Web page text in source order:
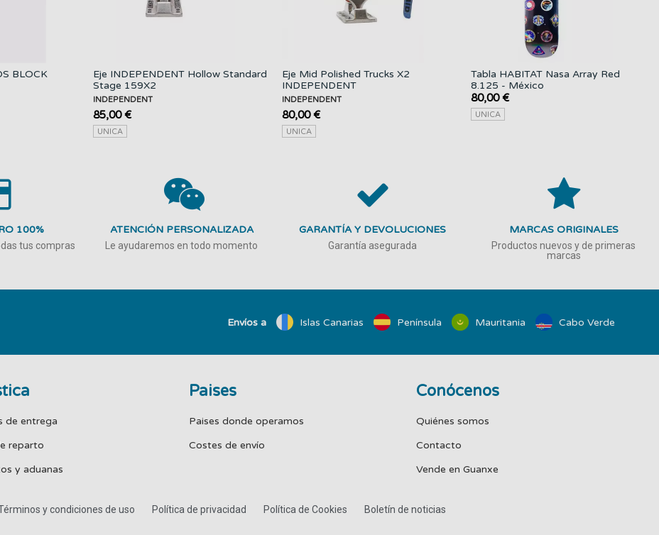
BLOCK
Eje INDEPENDENT Hollow Standard
Stage 159X2
INDEPENDENT
85,00 €
UNICA
Eje Mid Polished Trucks X2
INDEPENDENT
INDEPENDENT
80,00 €
UNICA
Tabla HABITAT Nasa Array Red
8.125 - México
80,00 €
UNICA
100%
tus compras
ATENCIÓN PERSONALIZADA
Le ayudaremos en todo momento
GARANTÍA Y DEVOLUCIONES
Garantía asegurada
MARCAS ORIGINALES
Productos nuevos y de primeras
marcas
Envíos a Islas Canarias Península Mauritania Cabo Verde
de entrega
reparto
y aduanas
Paises
Paises donde operamos
Costes de envío
Conócenos
Quiénes somos
Contacto
Vende en Guanxe
y condiciones de uso Política de privacidad Política de Cookies Boletín de noticias